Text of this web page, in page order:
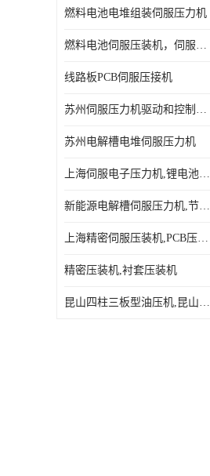
燃料电池电堆组装伺服压力机
燃料电池伺服压装机，伺服压力机型号齐全
线路板PCB伺服压接机
苏州伺服压力机驱动和控制技术
苏州电解槽电堆伺服压力机
上海伺服电子压力机,锂电池伺服压力机 用途广发操作简单
新能源电解槽伺服压力机,节能效果达80%以上
上海精密伺服压装机,PCB压接机,线路板压接机
精密压装机,衬套压装机
昆山四柱三板型油压机,昆山精密伺服压力机